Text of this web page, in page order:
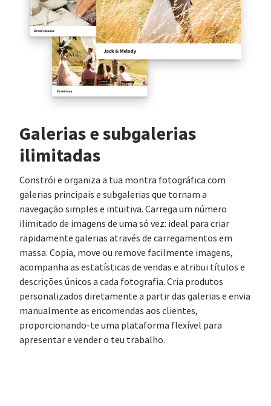
Galerias e subgalerias
ilimitadas
Constrói e organiza a tua montra fotográfica com
galerias principais e subgalerias que tornam a
navegação simples e intuitiva. Carrega um número
ilimitado de imagens de uma só vez: ideal para criar
rapidamente galerias através de carregamentos em
massa. Copia, move ou remove facilmente imagens,
acompanha as estatísticas de vendas e atribui títulos e
descrições únicos a cada fotografia. Cria produtos
personalizados diretamente a partir das galerias e envia
manualmente as encomendas aos clientes,
proporcionando-te uma plataforma flexível para
apresentar e vender o teu trabalho.